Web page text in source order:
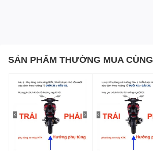
SẢN PHẨM THƯỜNG MUA CÙNG